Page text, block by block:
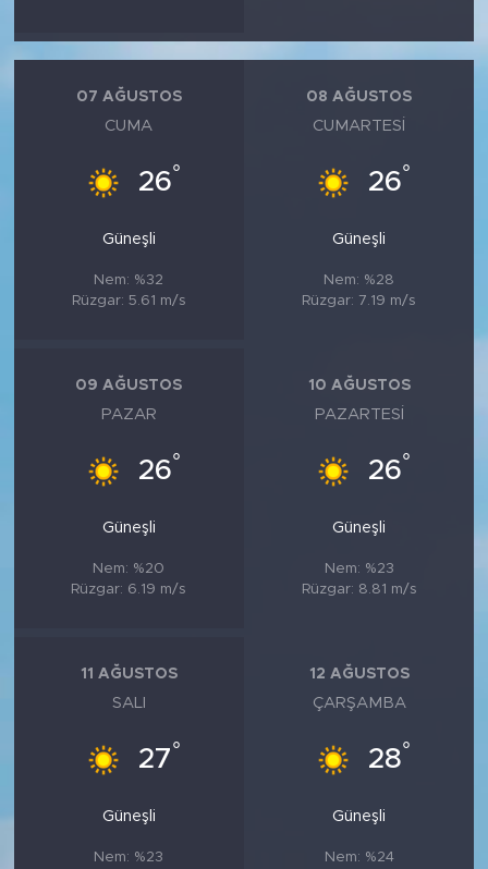
07 AĞUSTOS
CUMA
26°
Güneşli
Nem: %32
Rüzgar: 5.61 m/s
08 AĞUSTOS
CUMARTESI
26°
Güneşli
Nem: %28
Rüzgar: 7.19 m/s
09 AĞUSTOS
PAZAR
26°
Güneşli
Nem: %20
Rüzgar: 6.19 m/s
10 AĞUSTOS
PAZARTESI
26°
Güneşli
Nem: %23
Rüzgar: 8.81 m/s
11 AĞUSTOS
SALI
27°
Güneşli
Nem: %23
12 AĞUSTOS
ÇARŞAMBA
28°
Güneşli
Nem: %24
SAĞLIK
MEDYA KÖŞESİ
VİDEOLAR
SOSYAL MEDYA